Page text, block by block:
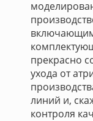
прекрасно
ухода от
линий и,
контроля